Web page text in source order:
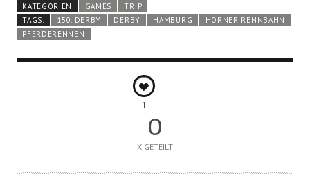
KATEGORIEN
GAMES
TRIP
TAGS:
150. DERBY DERBY HAMBURG
HORNER RENNBAHN
PFERDERENNEN
1
0
X GETEILT